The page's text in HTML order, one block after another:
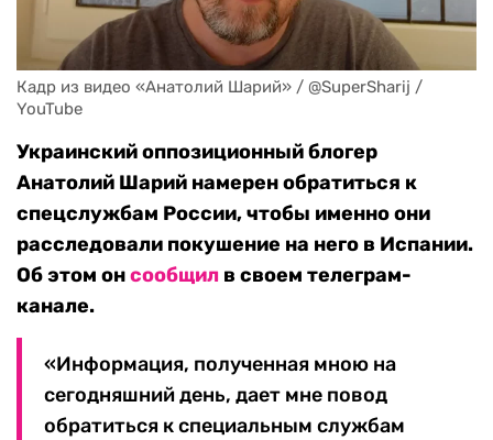
Кадр из видео «Анатолий Шарий» / @SuperSharij /
YouTube
Украинский оппозиционный блогер
Анатолий Шарий намерен обратиться к
спецслужбам России, чтобы именно они
расследовали покушение на него в Испании.
Об этом онсообщил в своем телеграм-
канале.
«Информация, полученная мною на
сегодняшний день, дает мне повод
обратиться к специальным службам